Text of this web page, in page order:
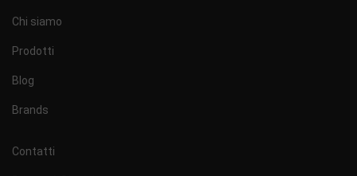
Chi siamo
Prodotti
Blog
Brands
Contatti